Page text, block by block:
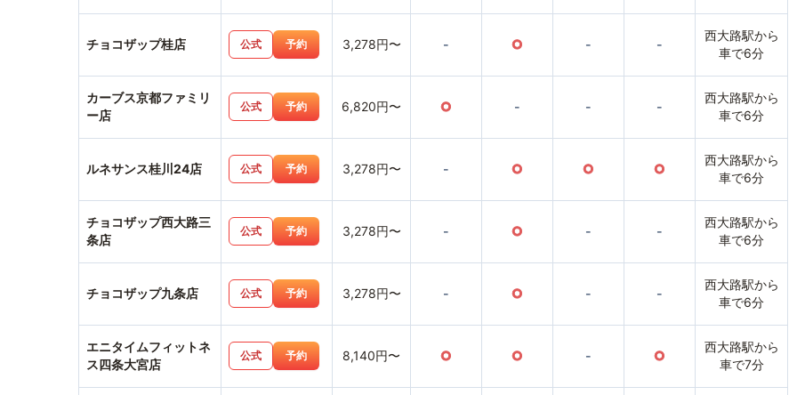
チョコザップ桂店 公式 予約 3,278円〜 - ○ - -
西大路駅から
車で6分
カーブス京都ファミリ
ー店
公式 予約 6,820円〜 ○ - - -
西大路駅から
車で6分
ルネサンス桂川24店 公式 予約 3,278円〜 - ○ ○ ○
西大路駅から
車で6分
チョコザップ西大路三
条店
公式 予約 3,278円〜 - ○ - -
西大路駅から
車で6分
チョコザップ九条店 公式 予約 3,278円〜 - ○ - -
西大路駅から
車で6分
エニタイムフィットネ
ス四条大宮店
公式 予約 8,140円〜 ○ ○ - ○
西大路駅から
車で7分